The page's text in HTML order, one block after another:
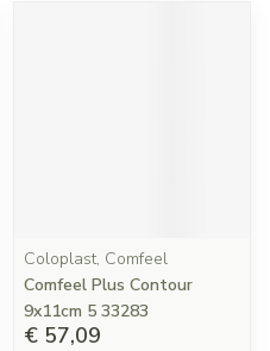
Coloplast, Comfeel
Comfeel Plus Contour
9x11cm 5 33283
€ 57,09